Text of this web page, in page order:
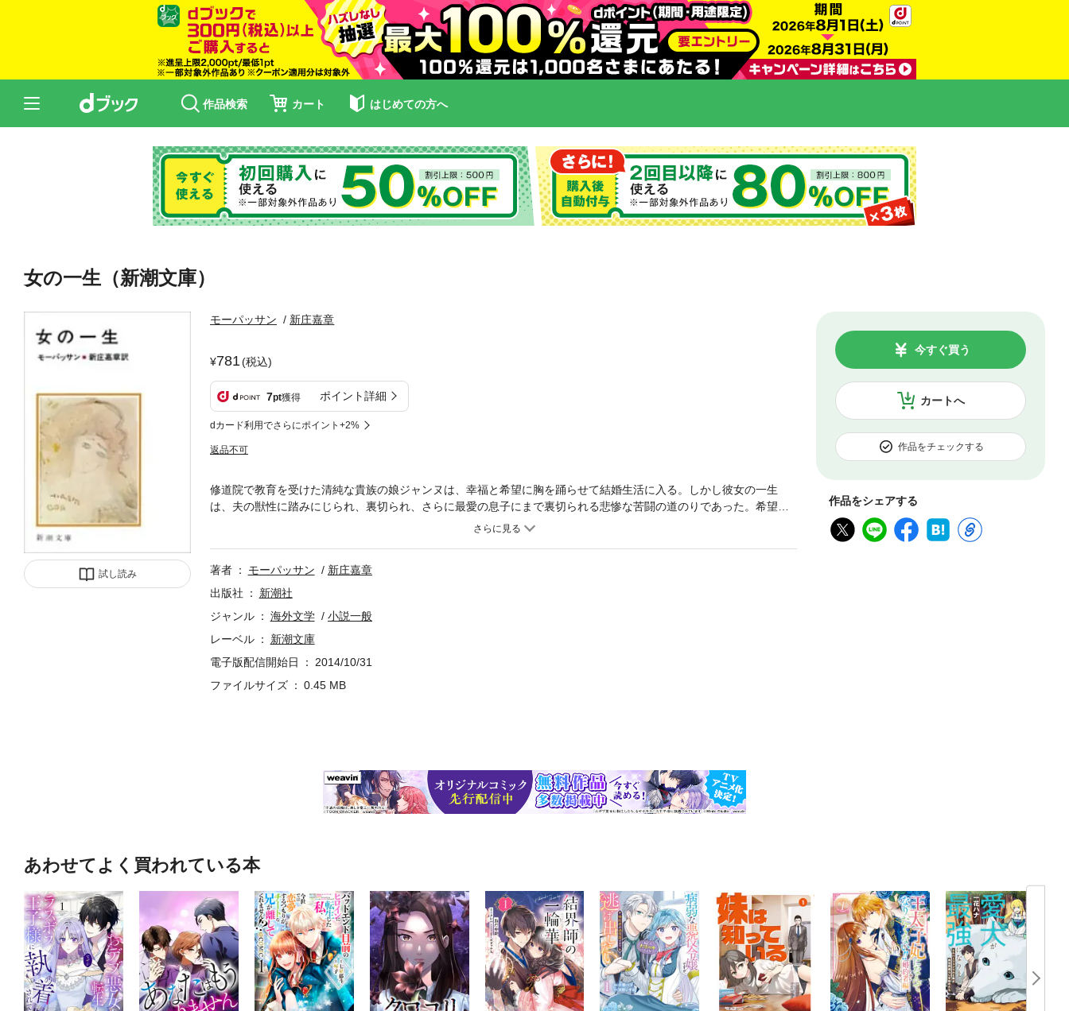
作品検索 カート はじめての方へ
女の一生（新潮文庫）
試し読み
モーパッサン 新庄嘉章
781(税込)
7pt獲得 ポイント詳細
dカード利用でさらにポイント+2%
返品不可
カートへ
今すぐ買う
作品をチェックする
作品をシェアする
修道院で教育を受けた清純な貴族の娘ジャンヌは、幸福と希望に胸を踊らせて結婚生活に入る。しかし彼女の一生
は、夫の獣性に踏みにじられ、裏切られ、さらに最愛の息子にまで裏切られる悲惨な苦闘の道のりであった。希望と
絶望が交錯し、夢が一つずつ破れてゆく女の一生を描き、暗い孤独感と悲観主義の人生観がにじみ出ているフラン
著者 モーパッサン
新庄嘉章
出版社
新潮社
ジャンル
海外文学
小説一般
レーベル
新潮文庫
電子版配信開始日
2014/10/31
ファイルサイズ
0.45 MB
あわせてよく買われている本